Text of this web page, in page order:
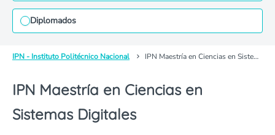
Diplomados
IPN - Instituto Politécnico Nacional IPN Maestría en Ciencias en Sistemas Digitales
IPN Maestría en Ciencias en
Sistemas Digitales